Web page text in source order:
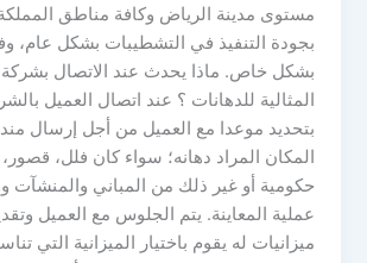
مستوى مدينة الرياض وكافة مناطق
بجودة التنفيذ في التشطيبات بشكل عام،
بشكل خاص. ماذا يحدث عند الاتصال بشركة
المثالية للدهانات ؟ عند اتصال العميل
بتحديد موعدا مع العميل من أجل إرسال
المكان المراد دهانه؛ سواء كان فلل،
حكومية أو غير ذلك من المباني والمنشآت
عملية المعاينة. يتم الجلوس مع العميل
ميزانيات له يقوم باختيار الميزانية التي